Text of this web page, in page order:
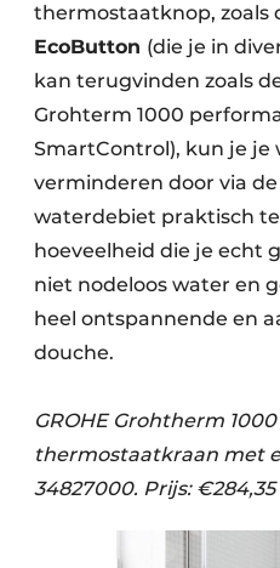
thermostaatknop, zoals
EcoButton (die je in
kan terugvinden zoals
Grohterm 1000
SmartControl), kun je
verminderen door via
waterdebiet praktisch
hoeveelheid die je echt
niet nodeloos water en
heel ontspannende en
douche.
GROHE Grohtherm
thermostaatkraan met
34827000. Prijs: €284,35